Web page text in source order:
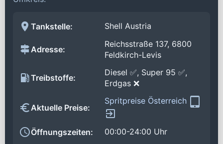
Tankstelle: Shell Austria
Adresse:
Reichsstraße 137, 6800
Feldkirch-Levis
Treibstoffe:
Diesel ✅, Super 95 ✅,
Erdgas ❌
Aktuelle Preise:
Spritpreise Österreich
Öffnungszeiten:
00:00-24:00 Uhr